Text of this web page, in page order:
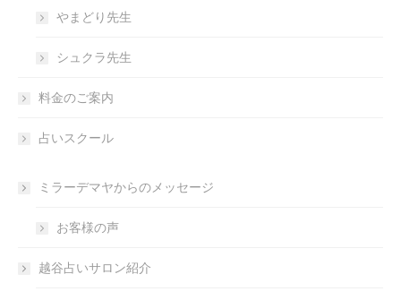
やまどり先生
シュクラ先生
料金のご案内
占いスクール
ミラーデマヤからのメッセージ
お客様の声
越谷占いサロン紹介